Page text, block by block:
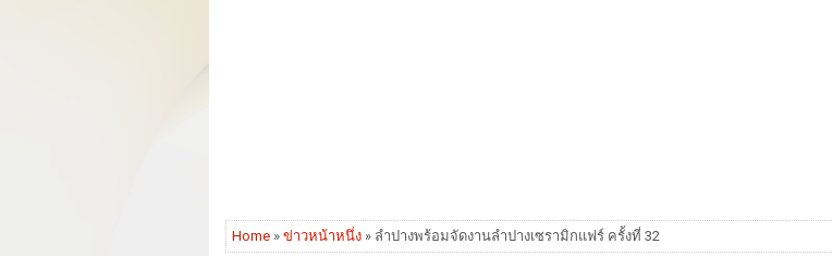
Home » ข่าวหน้าหนึ่ง » ลำปางพร้อมจัดงานลำปางเซรามิกแฟร์ ครั้งที่ 32